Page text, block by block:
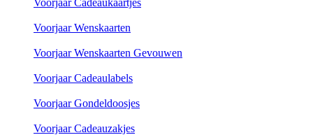
Voorjaar Cadeaukaartjes
Voorjaar Wenskaarten
Voorjaar Wenskaarten Gevouwen
Voorjaar Cadeaulabels
Voorjaar Gondeldoosjes
Voorjaar Cadeauzakjes